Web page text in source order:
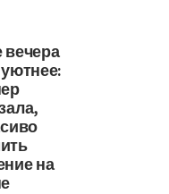
вечера
на